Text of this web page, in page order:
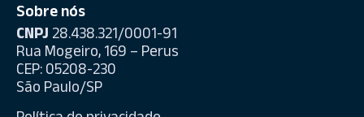
Sobre nós
CNPJ28.438.321/0001-91
Rua Mogeiro, 169 – Perus
CEP: 05208-230
São Paulo/SP